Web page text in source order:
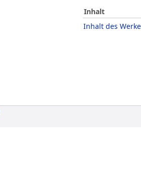
Inhalt
Inhalt des